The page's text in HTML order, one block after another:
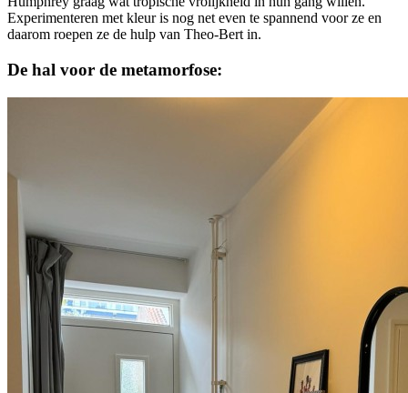
Experimenteren met kleur is nog net even te spannend voor ze en
daarom roepen ze de hulp van Theo-Bert in.
De hal voor de metamorfose: